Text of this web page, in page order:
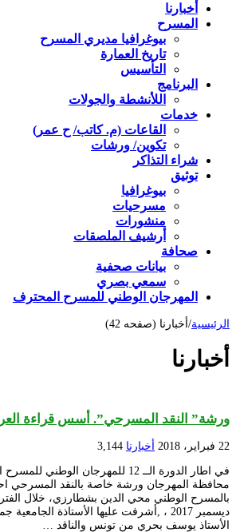
أخبارنا
المسرح
بيوغرافيا مديري المسرح
تاريخ العمارة
التأسيس
البرنامج
اللأنشطة والجولات
خدمات
القاعات (م. كاتب/ ح عمر)
تكوين/ ورشات
شراء التذاكر
توثيق
بيوغرافيا
مسرحيات
منشورات
أرشيف الملصقات
صحافة
بيانات صحفية
سمعي بصري
المهرجان الوطني للمسرح المحترف
الرئيسية/ أخبارنا (صفحه 42)
أخبارنا
ورشة” النقد المسرحي”. أسس قراءة
22 فبراير، 2018 أخبارنا 3,144
في اطار الدورة الــ 12 للمهرجان
محافظة المهرجان ورشة خاصة بالنقد المسرحي
ديسمبر 2017 ، ,أشرفت عليها الأستاذة
الأستاذ يوسف بحري من تونس والناقد …